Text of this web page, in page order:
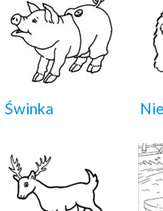
Świnka